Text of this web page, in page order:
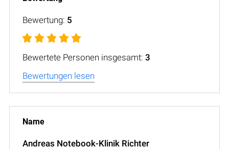
Bewertung: 5
Bewertete Personen insgesamt: 3
Bewertungen lesen
Andreas Notebook-Klinik Richter